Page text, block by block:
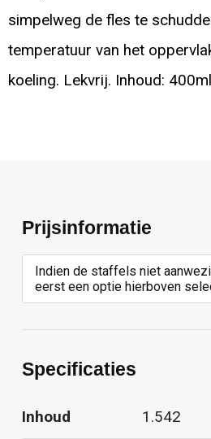
simpelweg de fles te
temperatuur van het
koeling. Lekvrij. Inhoud:
Prijsinformatie
Indien de staffels niet
eerst een optie hierboven
Specificaties
Inhoud 1.542